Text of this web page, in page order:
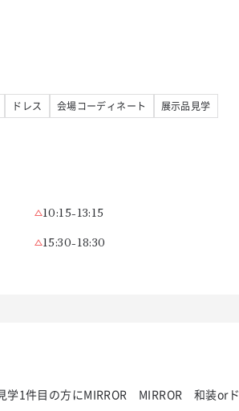
ドレス 会場コーディネート 展示品見学
10:15-13:15
15:30-18:30
1件目の方にMIRROR　MIRROR　和装orド